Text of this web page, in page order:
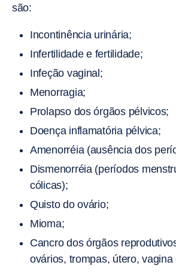
são:
Incontinência urinária;
Infertilidade e fertilidade;
Infeção vaginal;
Menorragia;
Prolapso dos órgãos pélvicos;
Doença inflamatória pélvica;
Amenorréia (ausência dos
Dismenorréia (períodos
cólicas);
Quisto do ovário;
Mioma;
Cancro dos órgãos
ovários, trompas, útero, vagina